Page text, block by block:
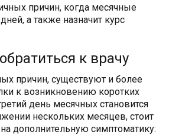
причин, когда месячные
а также назначит курс
к врачу
причин, существуют и более
к возникновению коротких
день месячных становится
нескольких месяцев, стоит
дополнительную симптоматику: